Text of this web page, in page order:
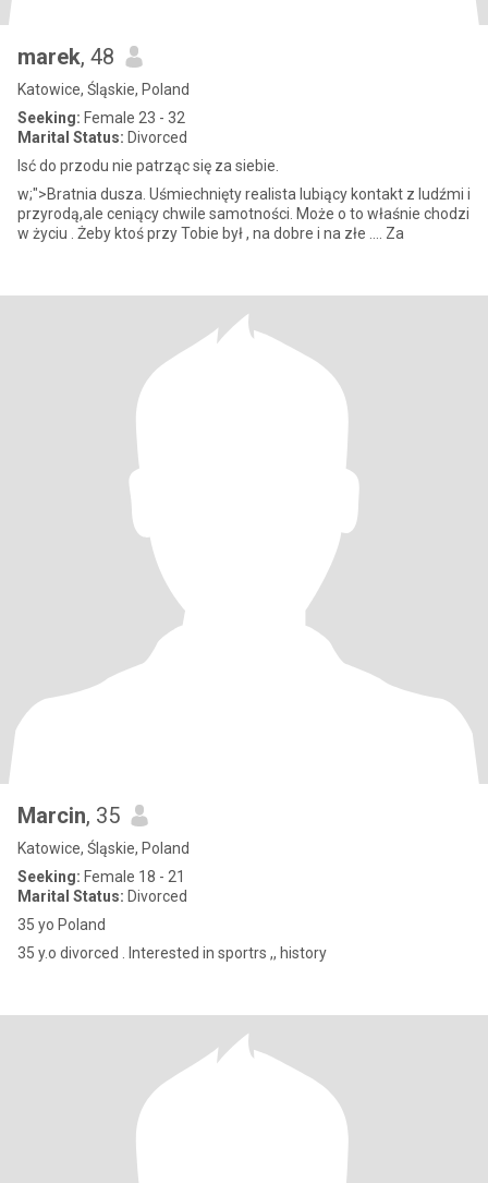
marek, 48
Katowice, Śląskie, Poland
Seeking: Female 23 - 32
Marital Status: Divorced
Isć do przodu nie patrząc się za siebie.
w;">Bratnia dusza. Uśmiechnięty realista lubiący kontakt z ludźmi i
przyrodą,ale ceniący chwile samotności. Może o to właśnie chodzi
w życiu . Żeby ktoś przy Tobie był , na dobre i na złe .... Za
Marcin, 35
Katowice, Śląskie, Poland
Seeking: Female 18 - 21
Marital Status: Divorced
35 yo Poland
35 y.o divorced . Interested in sportrs ,, history